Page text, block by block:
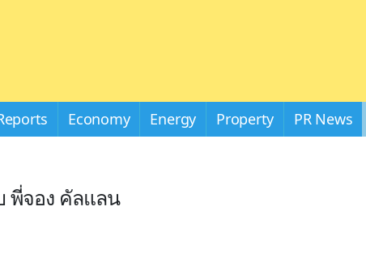
Economy Energy Property PR News
พี่จอง คัลแลน